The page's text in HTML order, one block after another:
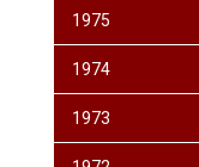
1975
1974
1973